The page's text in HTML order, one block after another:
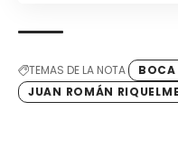
TEMAS DE LA NOTA
JUAN ROMÁN RIQUELME